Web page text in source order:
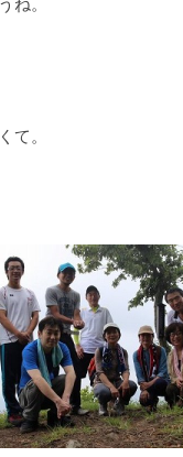
ね。
て。